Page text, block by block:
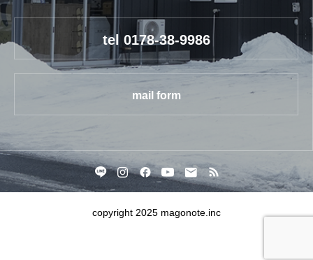
tel 0178-38-9986
mail form
copyright 2025 magonote.inc